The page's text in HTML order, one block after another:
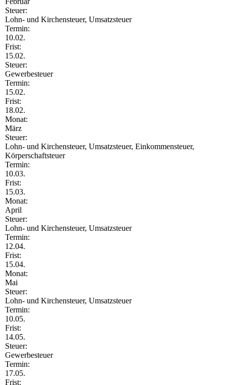
Steuer:
Lohn- und Kirchensteuer, Umsatzsteuer
Termin:
10.02.
Frist:
15.02.
Steuer:
Gewerbesteuer
Termin:
15.02.
Frist:
18.02.
Monat:
März
Steuer:
Lohn- und Kirchensteuer, Umsatzsteuer, Einkommensteuer,
Körperschaftsteuer
Termin:
10.03.
Frist:
15.03.
Monat:
April
Steuer:
Lohn- und Kirchensteuer, Umsatzsteuer
Termin:
12.04.
Frist:
15.04.
Monat:
Mai
Steuer:
Lohn- und Kirchensteuer, Umsatzsteuer
Termin:
10.05.
Frist:
14.05.
Steuer:
Gewerbesteuer
Termin:
17.05.
Frist: